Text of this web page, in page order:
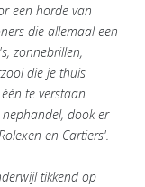
een horde van
die allemaal een
zonnebrillen,
die je thuis
te verstaan
dook er
en Cartiers'.
tikkend op